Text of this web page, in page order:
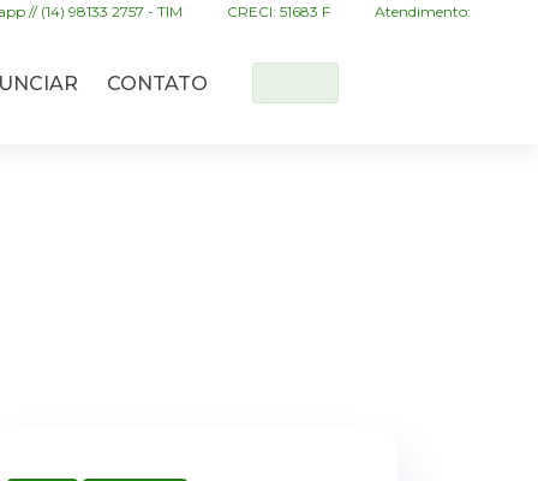
// (14) 98133 2757 - TIM CRECI: 51683 F Atendimento:
CONTATO